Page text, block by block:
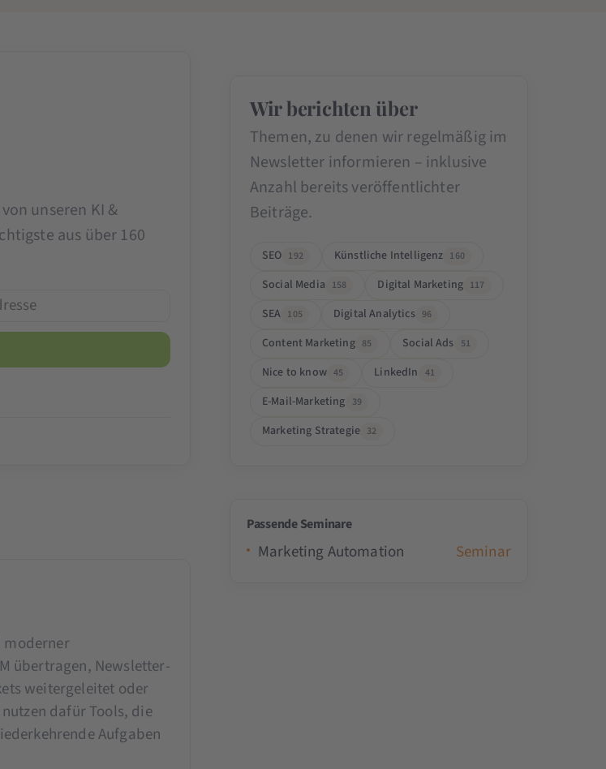
unseren KI &
aus über 160
übertragen, Newsletter-
weitergeleitet oder
dafür Tools, die
Aufgaben
Wir berichten über
Themen, zu denen wir regelmäßig im
Newsletter informieren – inklusive
Anzahl bereits veröffentlichter
Beiträge.
SEO 192 Künstliche Intelligenz 160
Social Media 158 Digital Marketing 117
SEA 105 Digital Analytics 96
Content Marketing 85 Social Ads 51
Nice to know 45 LinkedIn 41
E-Mail-Marketing 39
Marketing Strategie 32
Passende Seminare
Marketing Automation Seminar